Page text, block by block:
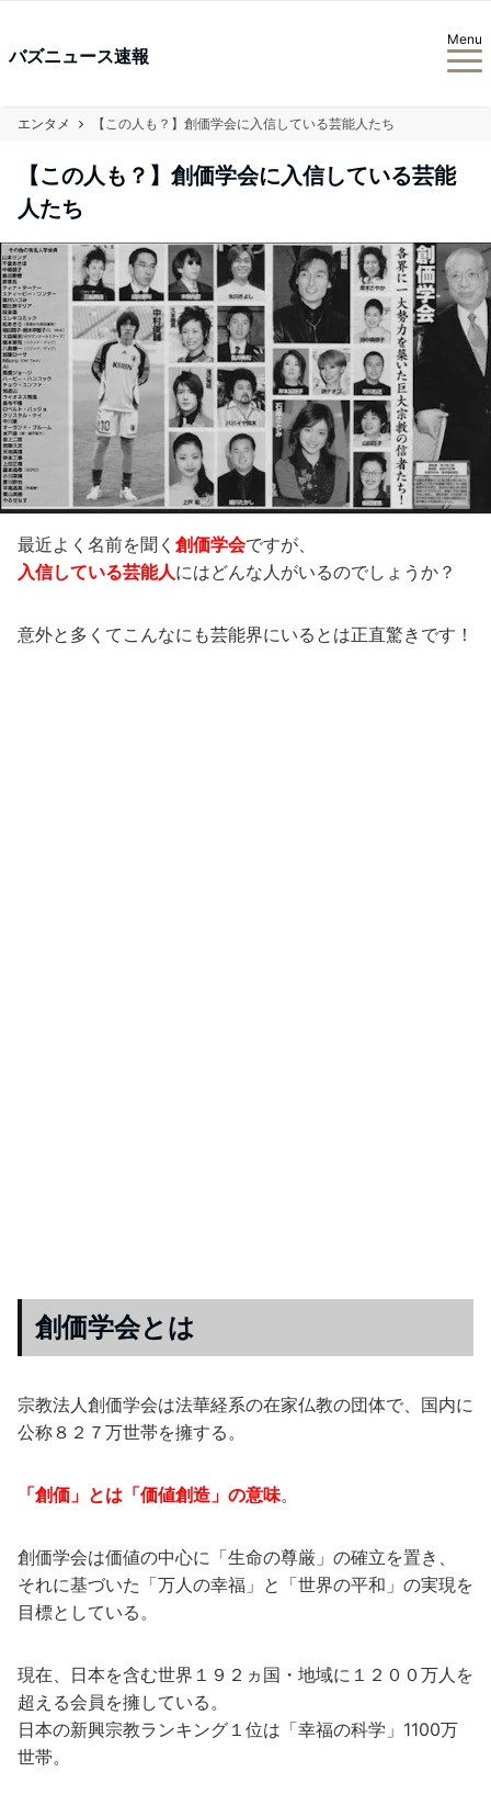
バズニュース速報
Menu
エンタメ 【この人も？】創価学会に入信している芸能人たち
【この人も？】創価学会に入信している芸能
人たち
最近よく名前を聞く 創価学会ですが、
入信している芸能人にはどんな人がいるのでしょうか？
意外と多くてこんなにも芸能界にいるとは正直驚きです！
創価学会とは
宗教法人創価学会は法華経系の在家仏教の団体で、国内に
公称８２７万世帯を擁する。
「創価」とは「価値創造」の意味。
創価学会は価値の中心に「生命の尊厳」の確立を置き、
それに基づいた「万人の幸福」と「世界の平和」の実現を
目標としている。
現在、日本を含む世界１９２ヵ国・地域に１２００万人を
超える会員を擁している。
日本の新興宗教ランキング１位は「幸福の科学」1100万
世帯。